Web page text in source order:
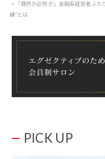
「偶然か必然か」金融系経営者ふ
縁”とは
PICK UP